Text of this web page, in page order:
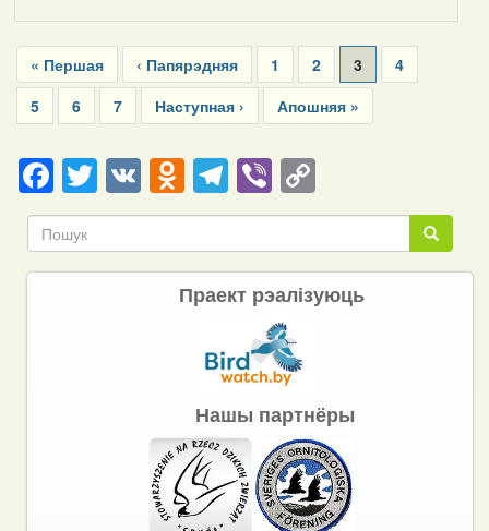
Pagination
First
page
« Першая
Previous
page
‹ Папярэдняя Page
1 Page
2
Current
page
3 Page
4
Page
5 Page
6 Page
7
Next
page
Наступная ›
Last
page
Апошняя »
Facebook
Twitter
VKOdnoklassniki
Telegram
ViberCopy
Link Пошук
Пошук
Праект рэалізуюць
Нашы партнёры